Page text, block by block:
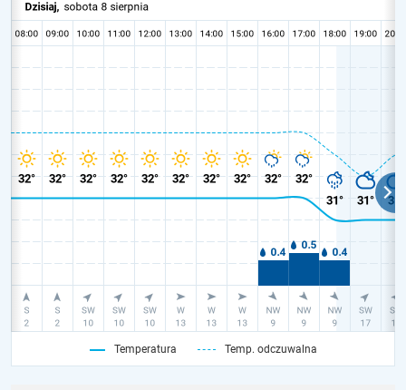
Temperatura Temp. odczuwalna